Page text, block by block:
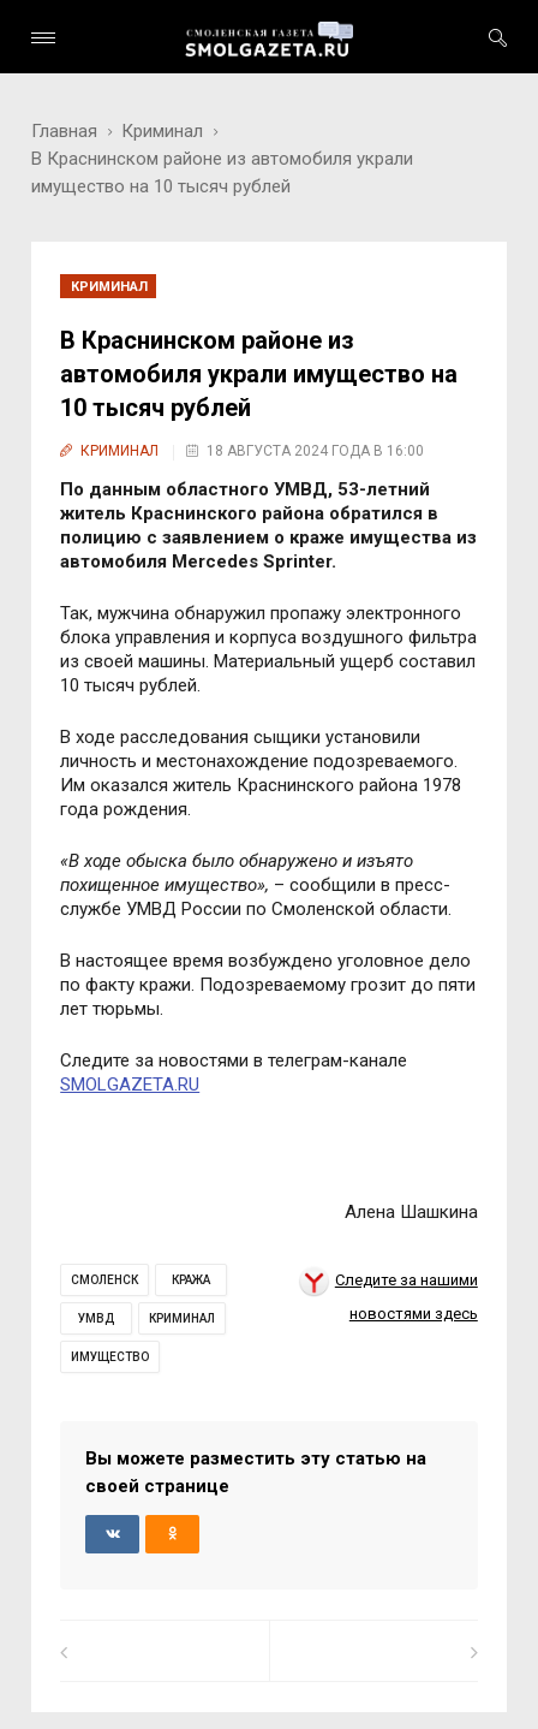
Главная
Криминал
В Краснинском районе из автомобиля украли
имущество на 10 тысяч рублей
КРИМИНАЛ
В Краснинском районе из
автомобиля украли имущество на
10 тысяч рублей
КРИМИНАЛ 18 АВГУСТА 2024 ГОДА В 16:00
По данным областного УМВД, 53-летний
житель Краснинского района обратился в
полицию с заявлением о краже имущества из
автомобиля Mercedes Sprinter.
Так, мужчинаобнаружил пропажу электронного
блока управления и корпуса воздушного фильтра
из своей машины. Материальный ущерб составил
10 тысяч рублей.
В ходе расследования сыщики установили
личность и местонахождение подозреваемого.
Им оказался житель Краснинского района 1978
года рождения.
«В ходе обыска было обнаружено и изъято
похищенное имущество», – сообщили в пресс-
службе УМВД России по Смоленской области.
В настоящее время возбуждено уголовное дело
по факту кражи. Подозреваемому грозит до пяти
лет тюрьмы.
Следите за новостями в телеграм-канале
SMOLGAZETA.RU
Алена Шашкина
СМОЛЕНСК КРАЖА
УМВД КРИМИНАЛ
ИМУЩЕСТВО
Следите за нашими
новостями здесь
Вы можете разместить эту статью на
своей странице